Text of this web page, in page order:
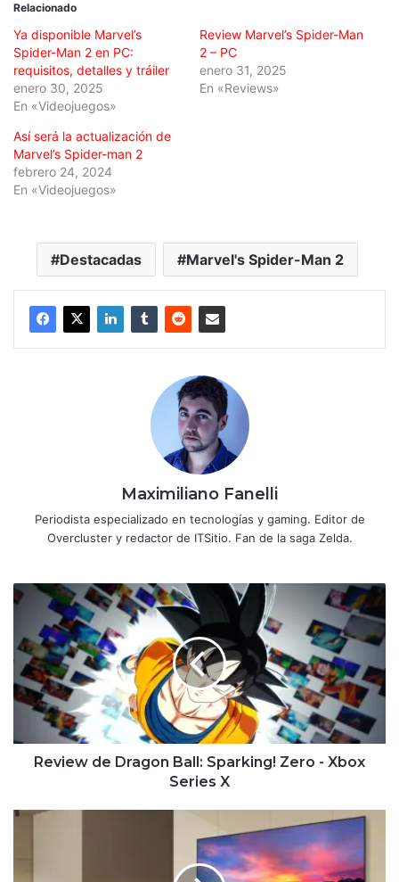
Relacionado
Ya disponible Marvel’s
Spider-Man 2 en PC:
requisitos, detalles y tráiler
enero 30, 2025
En «Videojuegos»
Review Marvel’s Spider-Man
2 – PC
enero 31, 2025
En «Reviews»
Así será la actualización de
Marvel’s Spider-man 2
febrero 24, 2024
En «Videojuegos»
Destacadas Marvel's Spider-Man 2
Maximiliano Fanelli
Periodista especializado en tecnologías y gaming. Editor de
Overcluster y redactor de ITSitio. Fan de la saga Zelda.
Review
Dragon
Ball:
Sparking!
Zero
-
Series
Review de Dragon Ball: Sparking! Zero - Xbox
Series X
LG